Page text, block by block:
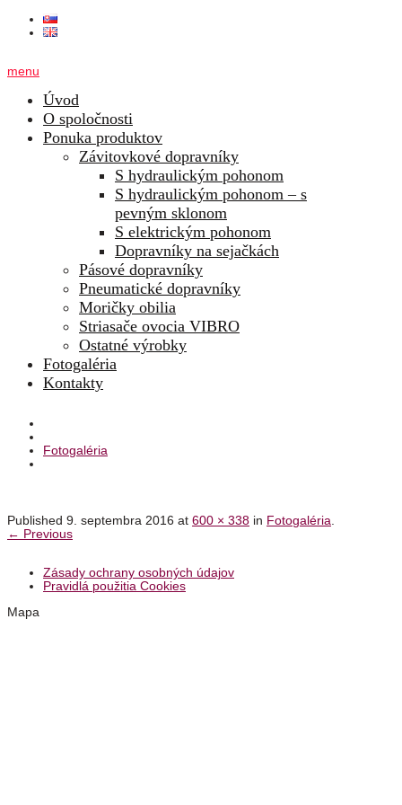
menu
Úvod
O spoločnosti
Ponuka produktov
Závitovkové dopravníky
S hydraulickým pohonom
S hydraulickým pohonom – s
pevným sklonom
S elektrickým pohonom
Dopravníky na sejačkách
Pásové dopravníky
Pneumatické dopravníky
Moričky obilia
Striasače ovocia VIBRO
Ostatné výrobky
Fotogaléria
Kontakty
Fotogaléria
Published 9. septembra 2016 at 600 × 338 in Fotogaléria
← Previous
Zásady ochrany osobných údajov
Pravidlá použitia Cookies
Mapa